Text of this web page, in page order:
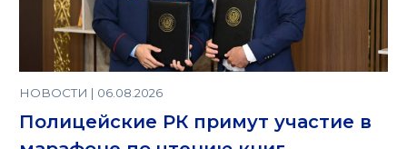
НОВОСТИ | 06.08.2026
Полицейские РК примут участие в